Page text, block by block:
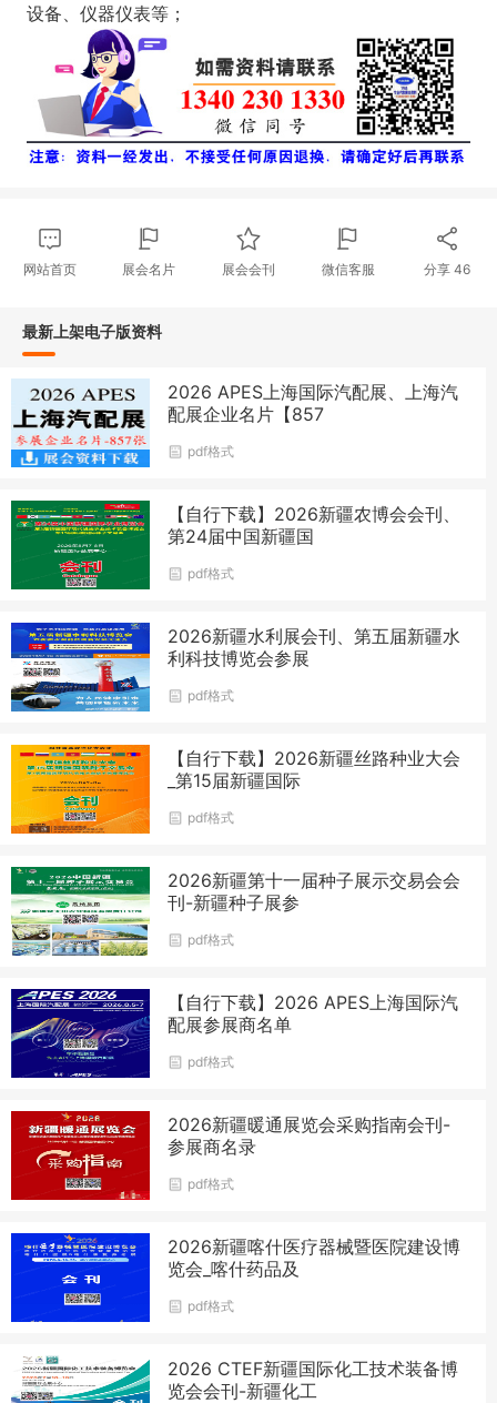
设备、仪器仪表等；
网站首页 展会名片 展会会刊 微信客服 分享46
最新上架电子版资料
2026 APES上海国际汽配展、上海汽
配展企业名片【857
pdf格式
【自行下载】2026新疆农博会会刊、
第24届中国新疆国
pdf格式
2026新疆水利展会刊、第五届新疆水
利科技博览会参展
pdf格式
【自行下载】2026新疆丝路种业大会
_第15届新疆国际
pdf格式
2026新疆第十一届种子展示交易会会
刊-新疆种子展参
pdf格式
【自行下载】2026 APES上海国际汽
配展参展商名单
pdf格式
2026新疆暖通展览会采购指南会刊-
参展商名录
pdf格式
2026新疆喀什医疗器械暨医院建设博
览会_喀什药品及
pdf格式
2026 CTEF新疆国际化工技术装备博
览会会刊-新疆化工